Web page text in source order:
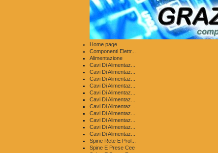
Home page
Componenti Elettr...
Alimentazione
Cavi Di Alimentaz...
Cavi Di Alimentaz...
Cavi Di Alimentaz...
Cavi Di Alimentaz...
Cavi Di Alimentaz...
Cavi Di Alimentaz...
Cavi Di Alimentaz...
Cavi Di Alimentaz...
Cavi Di Alimentaz...
Cavi Di Alimentaz...
Cavi Di Alimentaz...
Spine Rete E Prol...
Spine E Prese Cee